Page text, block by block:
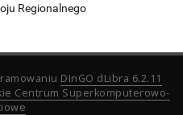
Regionalnego
DInGO dLibra 6.2.11
Centrum Superkomputerowo-